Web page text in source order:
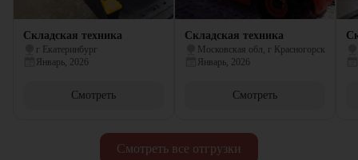
Смотреть все отгрузки
Складская техника
г Екатеринбург
Январь, 2026
Смотреть
Складская техника
Московская обл, г Красногорск
Январь, 2026
Смотреть